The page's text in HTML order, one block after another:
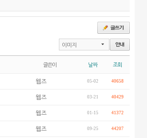
이미지
글쓴이 날짜 조회
웹즈 05-02 40658
웹즈 03-21 40429
웹즈 01-15 41372
웹즈 09-25 44207